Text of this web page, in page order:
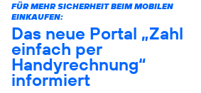
FÜR MEHR SICHERHEIT BEIM MOBILEN
EINKAUFEN:
Das neue Portal „Zahl
einfach per
Handyrechnung“
informiert